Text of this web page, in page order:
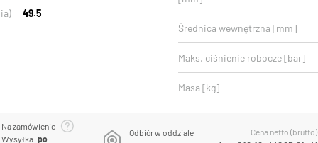
49.5
Średnica wewnętrzna [mm]
Maks. ciśnienie robocze [bar]
Masa [kg]
Na zamówienie
Wysyłka:po
Odbiór w oddziale
Cena netto (brutto)